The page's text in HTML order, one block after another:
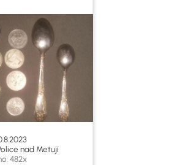
nad Metují
482x